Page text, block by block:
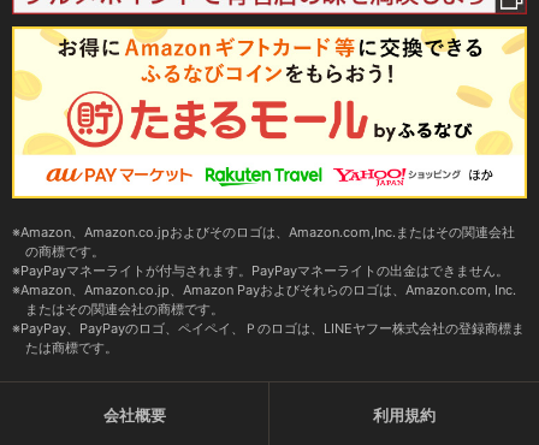
Amazon、Amazon.co.jpおよびそのロゴは、Amazon.com,Inc.またはその関連会社
の商標です。
PayPayマネーライトが付与されます。PayPayマネーライトの出金はできません。
Amazon、Amazon.co.jp、Amazon Payおよびそれらのロゴは、Amazon.com, Inc.
またはその関連会社の商標です。
PayPay、PayPayのロゴ、ペイペイ、Ｐのロゴは、LINEヤフー株式会社の登録商標ま
たは商標です。
会社概要 利用規約